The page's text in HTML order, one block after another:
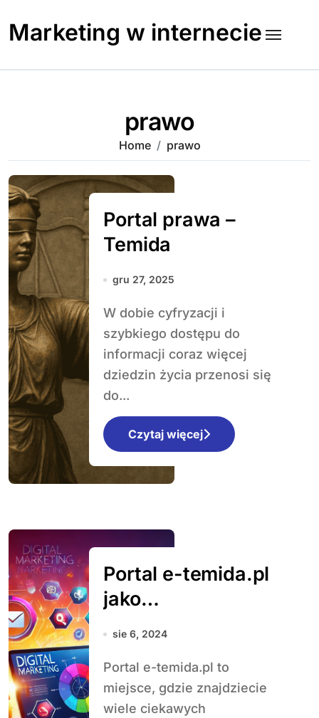
content
Marketing w internecie
prawo
Home prawo
Portal prawa –
Temida
gru 27, 2025
W dobie cyfryzacji i
szybkiego dostępu do
informacji coraz więcej
dziedzin życia przenosi się
do...
Czytaj więcej
Portal e-temida.pl
jako
niezastąpione
prawniczej
sie 6, 2024
Portal e-temida.pl to
miejsce, gdzie znajdziecie
wiele ciekawych